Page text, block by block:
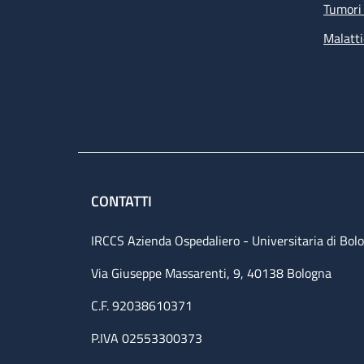
CONTATTI
IRCCS Azienda Ospedaliero - Universitaria di
Via Giuseppe Massarenti, 9, 40138 Bologna
C.F. 92038610371
P.IVA 02553300373